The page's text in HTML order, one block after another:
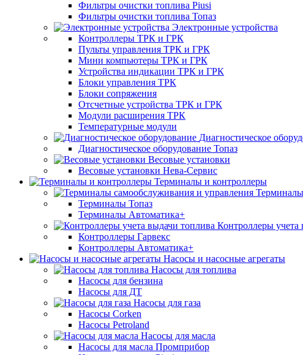
Фильтры очистки топлива Piusi
Фильтры очистки топлива Топаз
Электронные устройства
Контроллеры ТРК и ГРК
Пульты управления ТРК и ГРК
Мини компьютеры ТРК и ГРК
Устройства индикации ТРК и ГРК
Блоки управления ТРК
Блоки сопряжения
Отсчетные устройства ТРК и ГРК
Модули расширения ТРК
Температурные модули
Диагностическое
Диагностическое оборудование Топаз
Весовые установки
Весовые установки Нева-Сервис
Терминалы и контроллеры
Терминалы Топаз
Терминалы Автоматика+
Контроллеры учета
Контроллеры Гарвекс
Контроллеры Автоматика+
Насосы и насосные агрегаты
Насосы для топлива
Насосы для бензина
Насосы для ДТ
Насосы для газа
Насосы Corken
Насосы Petroland
Насосы для масла
Насосы для масла Промприбор